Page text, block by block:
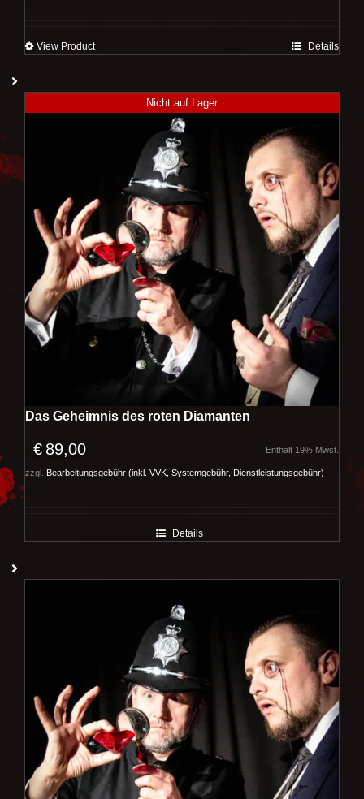
View Product Details
Nicht auf Lager
Das Geheimnis des roten Diamanten
€ 89,00 Enthält 19% Mwst.
zzgl. Bearbeitungsgebühr (inkl. VVK, Systemgebühr, Dienstleistungsgebühr)
Details